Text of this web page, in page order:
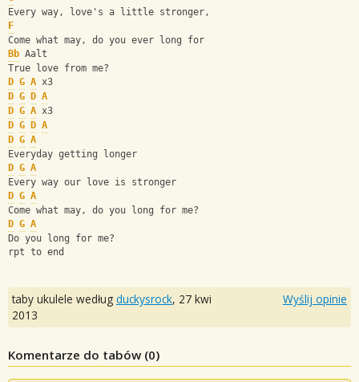
Every way, love's a little stronger,
F
Come what may, do you ever long for
Bb Aalt
True love from me?
D G A x3
D G D A
D G A x3
D G D A
D G A
Everyday getting longer
D G A
Every way our love is stronger
D G A
Come what may, do you long for me?
D G A
Do you long for me?
rpt to end
taby ukulele według duckysrock, 27 kwi
2013
Wyślij opinie
Komentarze do tabów (0)